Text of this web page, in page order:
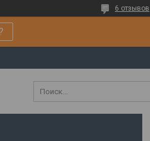
6 отзывов